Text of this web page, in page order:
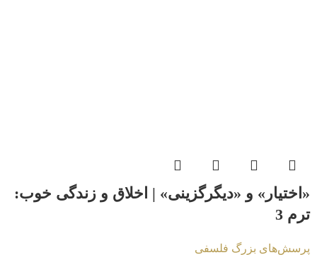
«اختیار» و «دیگرگزینی» | اخلاق و زندگی خوب:
ترم 3
پرسش‌های بزرگ فلسفی